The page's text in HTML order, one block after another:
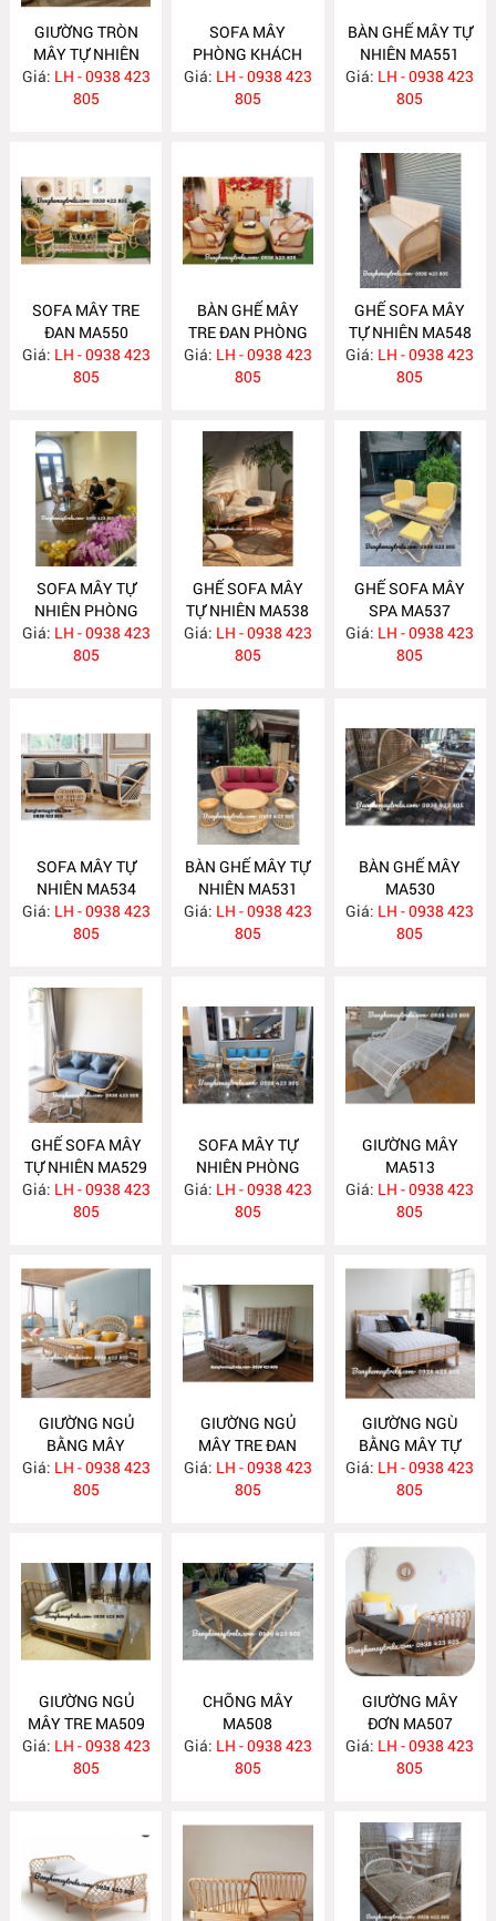
GIƯỜNG TRÒN
MÂY TỰ NHIÊN
MA563
Giá: LH - 0938 423
805
SOFA MÂY
PHÒNG KHÁCH
MA557
Giá: LH - 0938 423
805
BÀN GHẾ MÂY TỰ
NHIÊN MA551
Giá: LH - 0938 423
805
SOFA MÂY TRE
ĐAN MA550
Giá: LH - 0938 423
805
BÀN GHẾ MÂY
TRE ĐAN PHÒNG
KHÁCH MA549
Giá: LH - 0938 423
805
GHẾ SOFA MÂY
TỰ NHIÊN MA548
Giá: LH - 0938 423
805
SOFA MÂY TỰ
NHIÊN PHÒNG
KHÁCH MA547
Giá: LH - 0938 423
805
GHẾ SOFA MÂY
TỰ NHIÊN MA538
Giá: LH - 0938 423
805
GHẾ SOFA MÂY
SPA MA537
Giá: LH - 0938 423
805
SOFA MÂY TỰ
NHIÊN MA534
Giá: LH - 0938 423
805
BÀN GHẾ MÂY TỰ
NHIÊN MA531
Giá: LH - 0938 423
805
BÀN GHẾ MÂY
MA530
Giá: LH - 0938 423
805
GHẾ SOFA MÂY
TỰ NHIÊN MA529
Giá: LH - 0938 423
805
SOFA MÂY TỰ
NHIÊN PHÒNG
KHÁCH KIỂU HIỆN
ĐẠI MA523
Giá: LH - 0938 423
805
GIƯỜNG MÂY
MA513
Giá: LH - 0938 423
805
GIƯỜNG NGỦ
BẰNG MÂY
MA512
Giá: LH - 0938 423
805
GIƯỜNG NGỦ
MÂY TRE ĐAN
MA511
Giá: LH - 0938 423
805
GIƯỜNG NGÙ
BẰNG MÂY TỰ
NHIÊN MA510
Giá: LH - 0938 423
805
GIƯỜNG NGỦ
MÂY TRE MA509
Giá: LH - 0938 423
805
CHÕNG MÂY
MA508
Giá: LH - 0938 423
805
GIƯỜNG MÂY
ĐƠN MA507
Giá: LH - 0938 423
805